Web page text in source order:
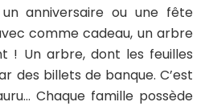
anniversaire ou une fête
comme cadeau, un arbre
! Un arbre, dont les feuilles
des billets de banque. C’est
Chaque famille possède